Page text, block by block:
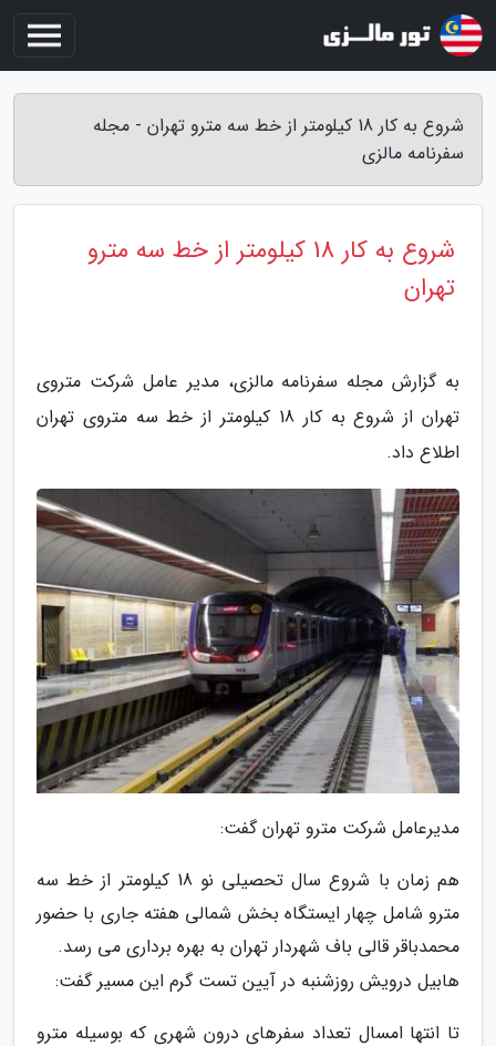
شروع به کار 18 کیلومتر از خط سه مترو تهران - مجله
سفرنامه مالزی
شروع به کار 18 کیلومتر از خط سه مترو
تهران
به گزارش مجله سفرنامه مالزی، مدیر عامل شرکت متروی
تهران از شروع به کار 18 کیلومتر از خط سه متروی تهران
اطلاع داد.
مدیرعامل شرکت مترو تهران گفت:
هم زمان با شروع سال تحصیلی نو 18 کیلومتر از خط سه
مترو شامل چهار ایستگاه بخش شمالی هفته جاری با حضور
محمدباقر قالی باف شهردار تهران به بهره برداری می رسد.
هابیل درویش روزشنبه در آیین تست گرم این مسیر گفت:
تا انتها امسال تعداد سفرهای درون شهری که بوسیله مترو